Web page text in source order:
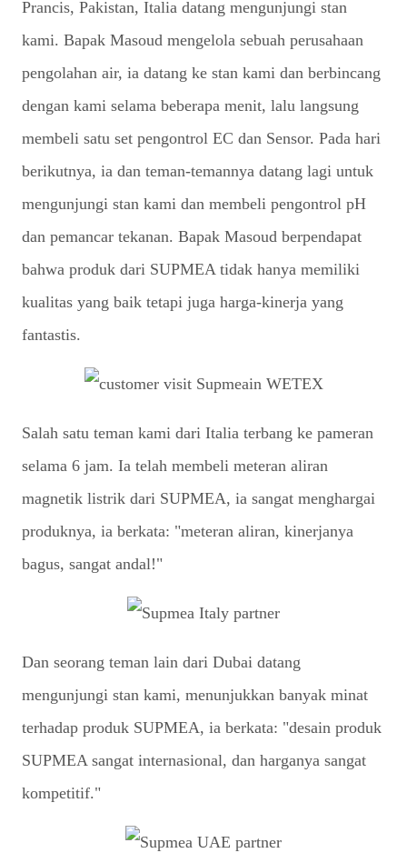
Prancis, Pakistan, Italia datang mengunjungi stan
kami. Bapak Masoud mengelola sebuah perusahaan
pengolahan air, ia datang ke stan kami dan berbincang
dengan kami selama beberapa menit, lalu langsung
membeli satu set pengontrol EC dan Sensor. Pada hari
berikutnya, ia dan teman-temannya datang lagi untuk
mengunjungi stan kami dan membeli pengontrol pH
dan pemancar tekanan. Bapak Masoud berpendapat
bahwa produk dari SUPMEA tidak hanya memiliki
kualitas yang baik tetapi juga harga-kinerja yang
fantastis.
Salah satu teman kami dari Italia terbang ke pameran
selama 6 jam. Ia telah membeli meteran aliran
magnetik listrik dari SUPMEA, ia sangat menghargai
produknya, ia berkata: "meteran aliran, kinerjanya
bagus, sangat andal!"
Dan seorang teman lain dari Dubai datang
mengunjungi stan kami, menunjukkan banyak minat
terhadap produk SUPMEA, ia berkata: "desain produk
SUPMEA sangat internasional, dan harganya sangat
kompetitif."